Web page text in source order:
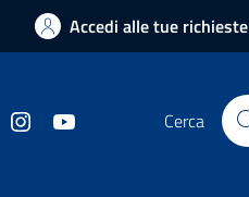
Accedi alle tue richieste
FacebookInstagram Cerca